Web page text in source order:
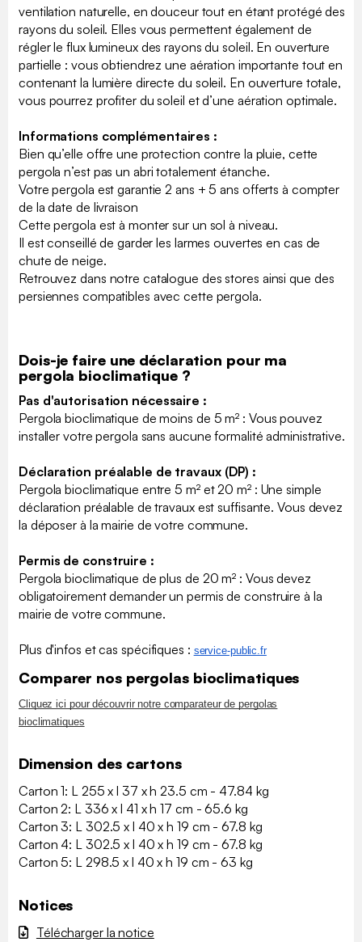
ventilation naturelle, en douceur tout en étant protégé des
rayons du soleil. Elles vous permettent également de
régler le flux lumineux des rayons du soleil. En ouverture
partielle : vous obtiendrez une aération importante tout en
contenant la lumière directe du soleil. En ouverture totale,
vous pourrez profiter du soleil et d’une aération optimale.
Informations complémentaires :
Bien qu’elle offre une protection contre la pluie, cette
pergola n’est pas un abri totalement étanche.
Votre pergola est garantie 2 ans + 5 ans offerts à compter
de la date de livraison
Cette pergola est à monter sur un sol à niveau.
Il est conseillé de garder les larmes ouvertes en cas de
chute de neige.
Retrouvez dans notre catalogue des stores ainsi que des
persiennes compatibles avec cette pergola.
Dois-je faire une déclaration pour ma
pergola bioclimatique ?
Pas d'autorisation nécessaire :
Pergola bioclimatique de moins de 5 m² : Vous pouvez
installer votre pergola sans aucune formalité administrative.
Déclaration préalable de travaux (DP) :
Pergola bioclimatique entre 5 m² et 20 m² : Une simple
déclaration préalable de travaux est suffisante. Vous devez
la déposer à la mairie de votre commune.
Permis de construire :
Pergola bioclimatique de plus de 20 m² : Vous devez
obligatoirement demander un permis de construire à la
mairie de votre commune.
Plus d'infos et cas spécifiques : ​service-public.fr
Comparer nos pergolas bioclimatiques
Cliquez ici pour découvrir notre comparateur de pergolas
bioclimatiques
Dimension des cartons
Carton 1: L 255 x l 37 x h 23.5 cm - 47.84 kg
Carton 2: L 336 x l 41 x h 17 cm - 65.6 kg
Carton 3: L 302.5 x l 40 x h 19 cm - 67.8 kg
Carton 4: L 302.5 x l 40 x h 19 cm - 67.8 kg
Carton 5: L 298.5 x l 40 x h 19 cm - 63 kg
Notices
Télécharger la notice